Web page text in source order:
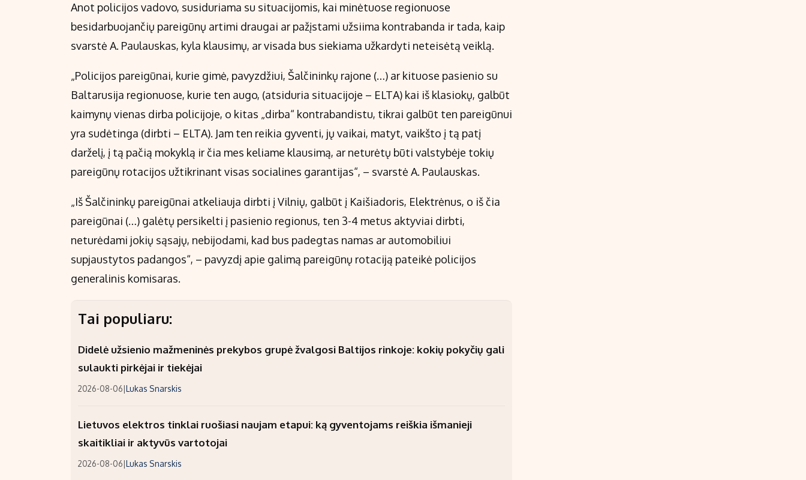
Anot policijos vadovo, susiduriama su situacijomis, kai minėtuose regionuose
besidarbuojančių pareigūnų artimi draugai ar pažįstami užsiima kontrabanda ir tada, kaip
svarstė A. Paulauskas, kyla klausimų, ar visada bus siekiama užkardyti neteisėtą veiklą.
„Policijos pareigūnai, kurie gimė, pavyzdžiui, Šalčininkų rajone (…) ar kituose pasienio su
Baltarusija regionuose, kurie ten augo, (atsiduria situacijoje – ELTA) kai iš klasiokų, galbūt
kaimynų vienas dirba policijoje, o kitas „dirba“ kontrabandistu, tikrai galbūt ten pareigūnui
yra sudėtinga (dirbti – ELTA). Jam ten reikia gyventi, jų vaikai, matyt, vaikšto į tą patį
darželį, į tą pačią mokyklą ir čia mes keliame klausimą, ar neturėtų būti valstybėje tokių
pareigūnų rotacijos užtikrinant visas socialines garantijas“, – svarstė A. Paulauskas.
„Iš Šalčininkų pareigūnai atkeliauja dirbti į Vilnių, galbūt į Kaišiadoris, Elektrėnus, o iš čia
pareigūnai (…) galėtų persikelti į pasienio regionus, ten 3-4 metus aktyviai dirbti,
neturėdami jokių sąsajų, nebijodami, kad bus padegtas namas ar automobiliui
supjaustytos padangos“, – pavyzdį apie galimą pareigūnų rotaciją pateikė policijos
generalinis komisaras.
Tai populiaru:
Didelė užsienio mažmeninės prekybos grupė žvalgosi Baltijos rinkoje: kokių pokyčių gali
sulaukti pirkėjai ir tiekėjai
2026-08-06|Lukas Snarskis
Lietuvos elektros tinklai ruošiasi naujam etapui: ką gyventojams reiškia išmanieji
skaitikliai ir aktyvūs vartotojai
2026-08-06|Lukas Snarskis